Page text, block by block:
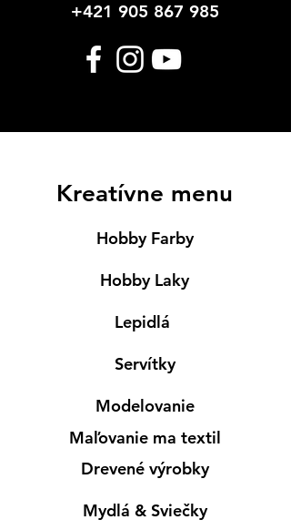
+421 905 867 985
Kreatívne menu
Hobby Farby
Hobby Laky
Lepidlá
Servítky
Modelovanie
Maľovanie ma textil
Drevené výrobky
Mydlá & Sviečky